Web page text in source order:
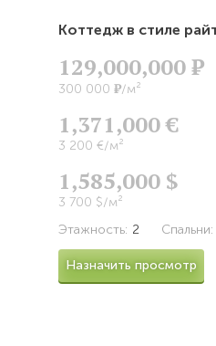
Коттедж в стиле
129,000,000Р
300 000 Р/м²
1,371,000 €
3 200 €/м²
1,585,000 $
3 700 $/м²
Этажность: 2 Спальни:
Назначить просмотр